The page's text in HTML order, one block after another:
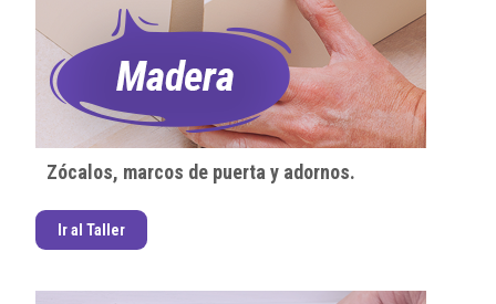
Zócalos, marcos de puerta y adornos.
Ir al Taller